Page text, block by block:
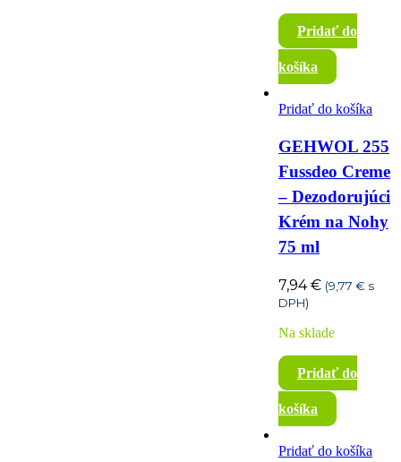
Pridať do
košíka
Pridať do košíka
GEHWOL 255
Fussdeo Creme
– Dezodorujúci
Krém na Nohy
75 ml
7,94€ (9,77 € s
DPH)
Na sklade
Pridať do
košíka
Pridať do košíka